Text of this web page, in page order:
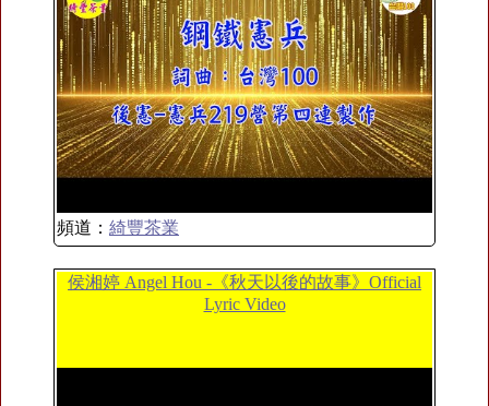
頻道： 綺豐茶業
侯湘婷 Angel Hou -《秋天以後的故事》Official
Lyric Video